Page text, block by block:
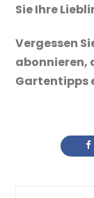
Sie Ihre
Vergessen
abonnieren,
Gartentipps